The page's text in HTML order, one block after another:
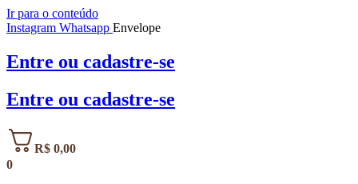
Ir para o conteúdo
Instagram Whatsapp Envelope
Entre ou cadastre-se
Entre ou cadastre-se
0
R$ 0,00